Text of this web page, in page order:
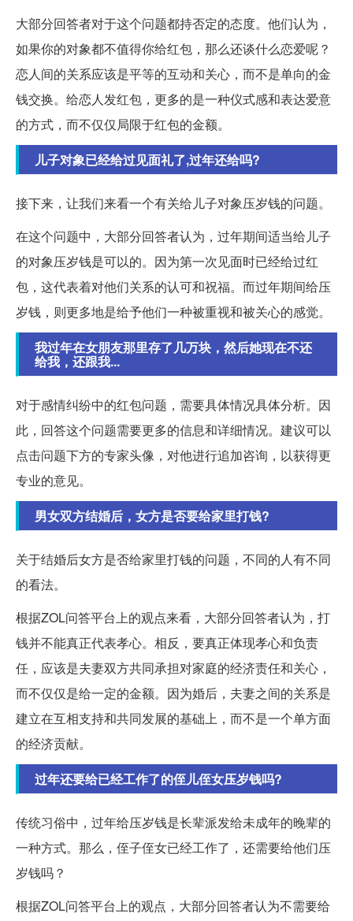
大部分回答者对于这个问题都持否定的态度。他们认为，
如果你的对象都不值得你给红包，那么还谈什么恋爱呢？
恋人间的关系应该是平等的互动和关心，而不是单向的金
钱交换。给恋人发红包，更多的是一种仪式感和表达爱意
的方式，而不仅仅局限于红包的金额。
儿子对象已经给过见面礼了,过年还给吗?
接下来，让我们来看一个有关给儿子对象压岁钱的问题。
在这个问题中，大部分回答者认为，过年期间适当给儿子
的对象压岁钱是可以的。因为第一次见面时已经给过红
包，这代表着对他们关系的认可和祝福。而过年期间给压
岁钱，则更多地是给予他们一种被重视和被关心的感觉。
我过年在女朋友那里存了几万块，然后她现在不还
给我，还跟我...
对于感情纠纷中的红包问题，需要具体情况具体分析。因
此，回答这个问题需要更多的信息和详细情况。建议可以
点击问题下方的专家头像，对他进行追加咨询，以获得更
专业的意见。
男女双方结婚后，女方是否要给家里打钱?
关于结婚后女方是否给家里打钱的问题，不同的人有不同
的看法。
根据ZOL问答平台上的观点来看，大部分回答者认为，打
钱并不能真正代表孝心。相反，要真正体现孝心和负责
任，应该是夫妻双方共同承担对家庭的经济责任和关心，
而不仅仅是给一定的金额。因为婚后，夫妻之间的关系是
建立在互相支持和共同发展的基础上，而不是一个单方面
的经济贡献。
过年还要给已经工作了的侄儿侄女压岁钱吗?
传统习俗中，过年给压岁钱是长辈派发给未成年的晚辈的
一种方式。那么，侄子侄女已经工作了，还需要给他们压
岁钱吗？
根据ZOL问答平台上的观点，大部分回答者认为不需要给